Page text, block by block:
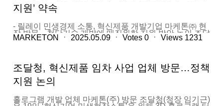
를 구현한다. 특히 고글이나 반사판 없이도 밝은 조명 아
래에서 선명한 시인성을 유지하며, 설치 공간도 최소화해
지… 프랑스 시장에 최적화된 ‘무경계 디스플레이’ 마케
톤은 프랑스를 포함한 유럽 박물관과 교육 시장을 차세대
주력 시장으로 점찍고 있다. 유럽은 체험형 전시문화와
다. 서울 서대문자연사박물관에는 24인치 홀로그램 디스
플레이 25대가 설치돼, 초등학생들이 개구리 해부부터
공룡 관찰까지 공중에서 직접 조작하며...
미디어개발청(IMDA)과 인포마테크 주최로 개최되는 싱
가포르 최대의 전시행사다. 2022년부터 정보통신, 방송
기술, 위성기술, 최신 기술, 인공지능 분야의 행사를 통합
운영하고 있다. 올해 행사에는 싱가포르, 한국, 중국, 미
국, 독일 등 다양한 국가의 700여 개 팀이 전시에 참여했
신산업진흥원 지원을 통해 혁신성과 사업성이 검증된 우
수 ICT 기업 중심으로 구성됐다. AI와 가상 모형(디지털
트윈), 건강 기술(헬스 테크), 사이버 보안, 입체 영상(홀로
그램) 등 첨단 ICT기술을 공공안전, 의료, 제조, 건설 등
현지 방문객들의 큰 호응을 얻었다. 프로그램에 참여한
지원’ 약속
- 릴레이 민생경제 소통, 혁신제품 개발기업 마케톤㈜ 현
장 방문…첨단기술 개발에 매진위한 지원 방안 논의 조달
청(청장 임기근)은 19일 혁신기업 민생현장소통을 위해
없이 공중에 이미지와 터치가 가능한 홀로그램’ 기술로
지난 2024년 혁신제품으로 지정됐으며 17일 임차 시범
구매 대상으로 선정돼 공공기관의 시범 사용을 앞두고 있
다. 임차 시범구매는 기존에 혁신제품을 구매해서 사용했
던 방식과 달리 다수의 사용기관이 일정기간 동안 혁신제
품을 임차해서 사용하는 새로운 방식이다. 이러한 임차방
MARKETON ㆍ 2025.05.09 ㆍ Votes 0 ㆍ Views 1231
조달청, 혁신제품 임차 사업 업체 방문…정책
지원 논의
홀로그램 개발 업체 마케톤(주) 방문 조달청(청장 임기근)